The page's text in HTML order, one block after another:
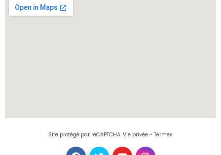
Site protégé par reCAPTCHA. Vie privée - Termes